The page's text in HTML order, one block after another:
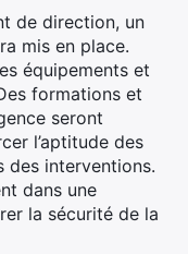
de direction, un
mis en place.
équipements et
formations et
seront
l’aptitude des
des interventions.
dans une
la sécurité de la